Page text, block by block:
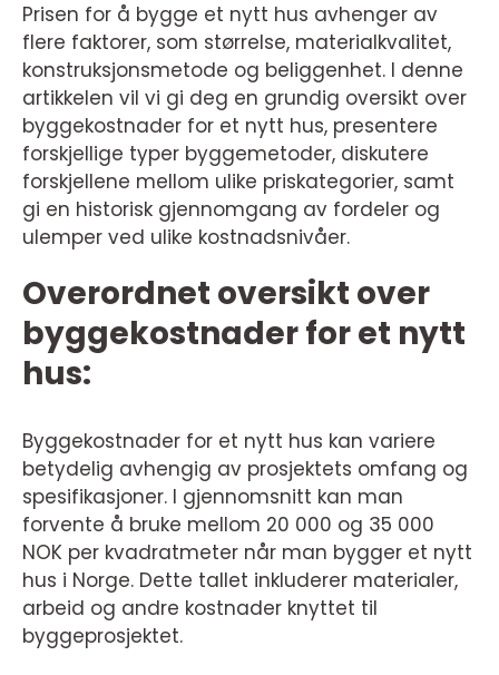
Prisen for å bygge et nytt hus avhenger av
flere faktorer, som størrelse, materialkvalitet,
konstruksjonsmetode og beliggenhet. I denne
artikkelen vil vi gi deg en grundig oversikt over
byggekostnader for et nytt hus, presentere
forskjellige typer byggemetoder, diskutere
forskjellene mellom ulike priskategorier, samt
gi en historisk gjennomgang av fordeler og
ulemper ved ulike kostnadsnivåer.
Overordnet oversikt over
byggekostnader for et nytt
hus:
Byggekostnader for et nytt hus kan variere
betydelig avhengig av prosjektets omfang og
spesifikasjoner. I gjennomsnitt kan man
forvente å bruke mellom 20 000 og 35 000
NOK per kvadratmeter når man bygger et nytt
hus i Norge. Dette tallet inkluderer materialer,
arbeid og andre kostnader knyttet til
byggeprosjektet.